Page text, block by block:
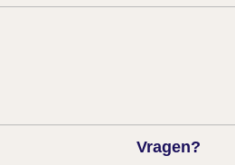
Vragen?